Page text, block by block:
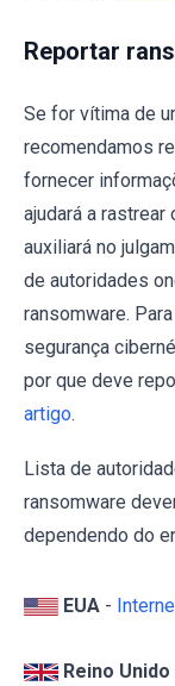
Reportar
Se for vítima de
recomendamos
fornecer
ajudará a
auxiliará no
de autoridades
ransomware.
segurança
por que deve
artigo.
Lista de
ransomware
dependendo do
EUA -
Reino Unido